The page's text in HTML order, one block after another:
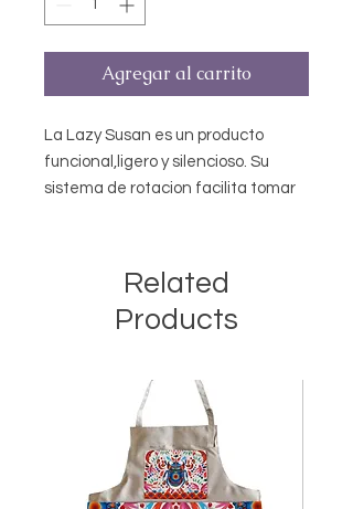
Agregar al carrito
La Lazy Susan es un producto
funcional,ligero y silencioso. Su
sistema de rotacion facilita tomar
haciendo que su uso sea
decorativo, divertido, practico y util.
Related
Products